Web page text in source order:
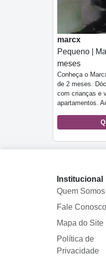
marcx
Pequeno |
meses
Conheça o
de 2 meses.
com crianças e
apartamentos.
Institucional
Quem Somos
Fale Conosco
Mapa do Site
Política de
Privacidade